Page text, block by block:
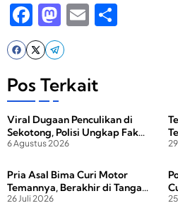
F
a
c
e
b
o
o
k
M
a
st
o
o
n
E
Pos Terkait
Viral Dugaan Penculikan di
Sekotong, Polisi Ungkap Fakta
Sebenarnya
6 Agustus 2026
Pria Asal Bima Curi Motor
Temannya, Berakhir di Tangan
Polisi
26 Juli 2026